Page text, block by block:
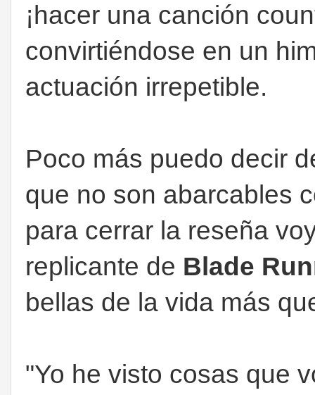
¡hacer una canción
convirtiéndose en un
actuación irrepetible.
Poco más puedo decir
que no son abarcables
para cerrar la reseña
replicante de Blade
bellas de la vida más
"Yo he visto cosas que